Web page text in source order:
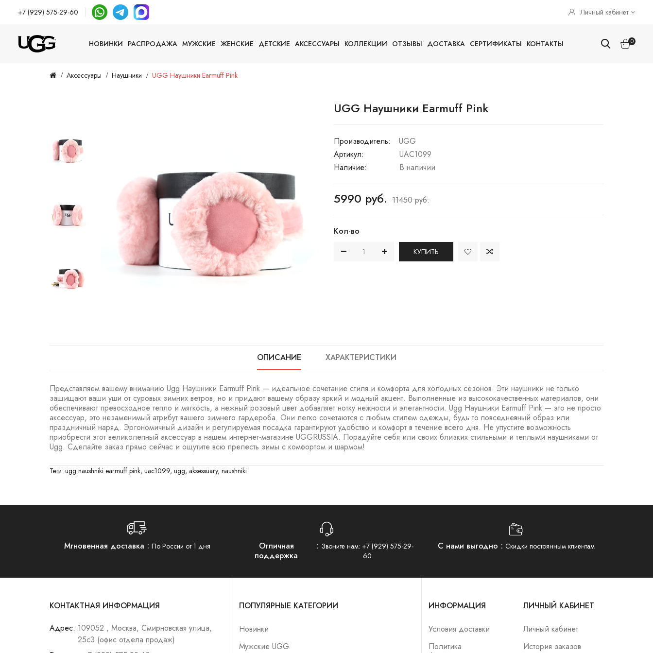
+7 (929) 575-29-60 Личный кабинет
НОВИНКИ РАСПРОДАЖА МУЖСКИЕ ЖЕНСКИЕ ДЕТСКИЕ АКСЕССУАРЫ КОЛЛЕКЦИИ ОТЗЫВЫ ДОСТАВКА СЕРТИФИКАТЫ КОНТАКТЫ 0
Аксессуары Наушники UGG Наушники Earmuff Pink
UGG Наушники Earmuff Pink
Производитель:
UGG
Артикул:
UAC1099
Наличие:
В наличии
5990 руб. 11450 руб.
Кол-во
КУПИТЬ
ОПИСАНИЕ ХАРАКТЕРИСТИКИ
Представляем вашему вниманию Ugg Наушники Earmuff Pink — идеальное сочетание стиля и комфорта для холодных сезонов. Эти наушники не только
защищают ваши уши от суровых зимних ветров, но и придают вашему образу яркий и модный акцент. Выполненные из высококачественных материалов, они
обеспечивают превосходное тепло и мягкость, а нежный розовый цвет добавляет нотку нежности и элегантности. Ugg Наушники Earmuff Pink — это не просто
аксессуар, это незаменимый атрибут вашего зимнего гардероба. Они легко сочетаются с любым стилем одежды, будь то повседневный образ или
праздничный наряд. Эргономичный дизайн и регулируемая посадка гарантируют удобство и комфорт в течение всего дня. Не упустите возможность
приобрести этот великолепный аксессуар в нашем интернет-магазине UGGRUSSIA. Порадуйте себя или своих близких стильными и теплыми наушниками от
Ugg. Сделайте заказ прямо сейчас и ощутите всю прелесть зимы с комфортом и шармом!
Теги: ugg naushniki earmuff pink, uac1099, ugg, aksessuary, naushniki
Мгновенная доставка По России от 1 дня
Отличная
поддержка
Звоните нам: +7 (929) 575-29-
60
С нами выгодно Скидки постоянным клиентам
КОНТАКТНАЯ ИНФОРМАЦИЯ
Адрес: 109052 , Москва, Смирновская улица,
25с3 (офис отдела продаж)
ПОПУЛЯРНЫЕ КАТЕГОРИИ
Новинки
Мужские UGG
ИНФОРМАЦИЯ
Условия доставки
Политика
ЛИЧНЫЙ КАБИНЕТ
Личный кабинет
История заказов